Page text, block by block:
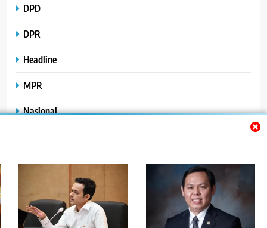
DPD
DPR
Headline
MPR
Nasional
Polhukam
Uncategorized